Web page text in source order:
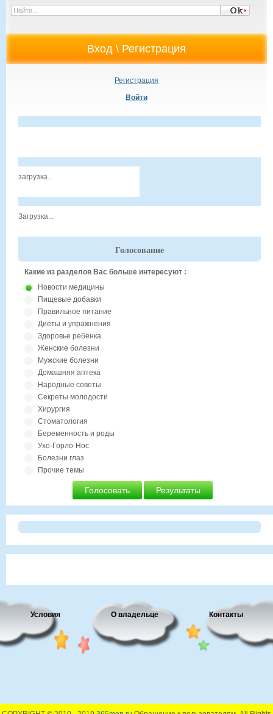
Регистрация
Войти
загрузка...
Загрузка...
Голосование
Какие из разделов Вас больше интересуют :
Новости медицины
Пищевые добавки
Правильное питание
Диеты и упражнения
Здоровье ребёнка
Женские болезни
Мужские болезни
Домашняя аптека
Народные советы
Секреты молодости
Хирургия
Стоматология
Беременность и роды
Ухо-Горло-Нос
Болезни глаз
Прочие темы
Голосовать Результаты
Условия О владельце Контакты